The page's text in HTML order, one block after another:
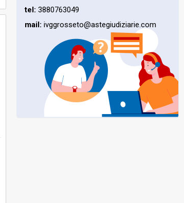
tel: 3880763049
mail: ivggrosseto@astegiudiziarie.com